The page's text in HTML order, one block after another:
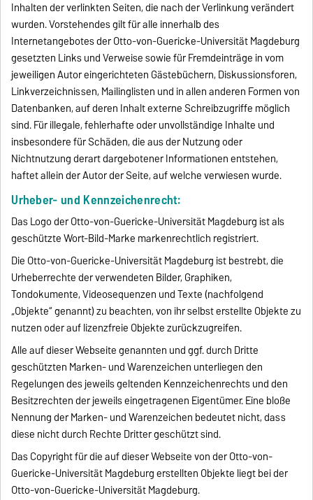
Inhalten der verlinkten Seiten, die nach der Verlinkung verändert
wurden. Vorstehendes gilt für alle innerhalb des
Internetangebotes der Otto-von-Guericke-Universität Magdeburg
gesetzten Links und Verweise sowie für Fremdeinträge in vom
jeweiligen Autor eingerichteten Gästebüchern, Diskussionsforen,
Linkverzeichnissen, Mailinglisten und in allen anderen Formen von
Datenbanken, auf deren Inhalt externe Schreibzugriffe möglich
sind. Für illegale, fehlerhafte oder unvollständige Inhalte und
insbesondere für Schäden, die aus der Nutzung oder
Nichtnutzung derart dargebotener Informationen entstehen,
haftet allein der Autor der Seite, auf welche verwiesen wurde.
Urheber- und Kennzeichenrecht:
Das Logo der Otto-von-Guericke-Universität Magdeburg ist als
geschützte Wort-Bild-Marke markenrechtlich registriert.
Die Otto-von-Guericke-Universität Magdeburg ist bestrebt, die
Urheberrechte der verwendeten Bilder, Graphiken,
Tondokumente, Videosequenzen und Texte (nachfolgend
„Objekte“ genannt) zu beachten, von ihr selbst erstellte Objekte zu
nutzen oder auf lizenzfreie Objekte zurückzugreifen.
Alle auf dieser Webseite genannten und ggf. durch Dritte
geschützten Marken- und Warenzeichen unterliegen den
Regelungen des jeweils geltenden Kennzeichenrechts und den
Besitzrechten der jeweils eingetragenen Eigentümer. Eine bloße
Nennung der Marken- und Warenzeichen bedeutet nicht, dass
diese nicht durch Rechte Dritter geschützt sind.
Das Copyright für die auf dieser Webseite von der Otto-von-
Guericke-Universität Magdeburg erstellten Objekte liegt bei der
Otto-von-Guericke-Universität Magdeburg.